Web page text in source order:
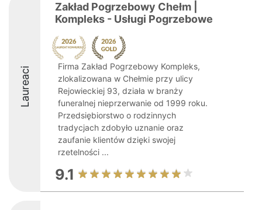
Laureaci
Zakład Pogrzebowy Chełm |
Kompleks - Usługi Pogrzebowe
Firma Zakład Pogrzebowy Kompleks,
zlokalizowana w Chełmie przy ulicy
Rejowieckiej 93, działa w branży
funeralnej nieprzerwanie od 1999 roku.
Przedsiębiorstwo o rodzinnych
tradycjach zdobyło uznanie oraz
zaufanie klientów dzięki swojej
rzetelności ...
9.1